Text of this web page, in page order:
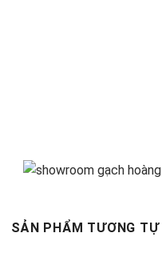
SẢN PHẨM TƯƠNG TỰ